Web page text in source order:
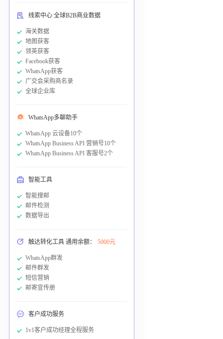
线索中心 全球B2B商业数据
海关数据
地图获客
领英获客
Facebook获客
WhatsApp获客
广交会采购商名录
全球企业库
WhatsApp多聊助手
WhatsApp 云设备10个
WhatsApp Business API 营销号10个
WhatsApp Business API 客服号2个
智能工具
智能搜邮
邮件检测
数据导出
触达转化工具 通用余额： 5000元
WhatsApp群发
邮件群发
短信营销
邮寄宣传册
客户成功服务
1v1客户成功经理全程服务